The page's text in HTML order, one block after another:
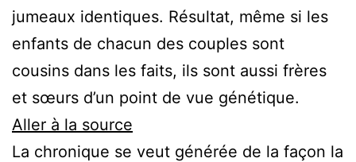
jumeaux identiques. Résultat, même si les
enfants de chacun des couples sont
cousins dans les faits, ils sont aussi frères
et sœurs d’un point de vue génétique.
Aller à la source
La chronique se veut générée de la façon la